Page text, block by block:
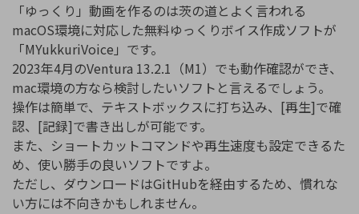
「ゆっくり」動画を作るのは茨の道とよく言われる
macOS環境に対応した無料ゆっくりボイス作成ソフトが
「MYukkuriVoice」です。
2023年4月のVentura 13.2.1（M1）でも動作確認ができ、
mac環境の方なら検討したいソフトと言えるでしょう。
操作は簡単で、テキストボックスに打ち込み、[再生]で確
認、[記録]で書き出しが可能です。
また、ショートカットコマンドや再生速度も設定できるた
め、使い勝手の良いソフトですよ。
ただし、ダウンロードはGitHubを経由するため、慣れな
い方には不向きかもしれません。